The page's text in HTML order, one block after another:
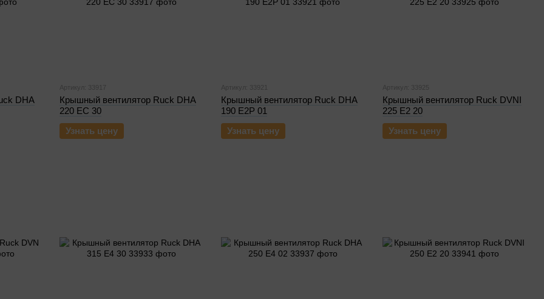
DHA
Артикул: 33917
Крышный вентилятор Ruck DHA
220 EC 30
Узнать цену
Артикул: 33921
Крышный вентилятор Ruck DHA
190 E2P 01
Узнать цену
Артикул: 33925
Крышный вентилятор Ruck DVNI
225 E2 20
Узнать цену